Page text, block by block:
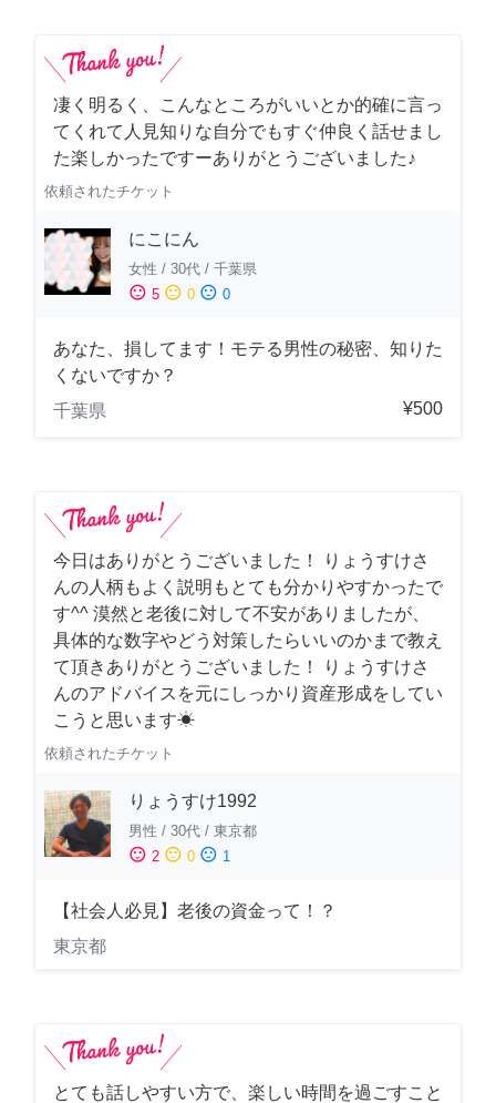
凄く明るく、こんなところがいいとか的確に言っ
てくれて人見知りな自分でもすぐ仲良く話せまし
た楽しかったですーありがとうございました♪
依頼されたチケット
にこにん
女性 / 30代 / 千葉県
sentiment_satisfied 5 sentiment_neutral 0 sentiment_dissatisfied 0
あなた、損してます！モテる男性の秘密、知りた
くないですか？
千葉県
¥500
今日はありがとうございました！ りょうすけさ
んの人柄もよく説明もとても分かりやすかったで
す^^ 漠然と老後に対して不安がありましたが、
具体的な数字やどう対策したらいいのかまで教え
て頂きありがとうございました！ りょうすけさ
んのアドバイスを元にしっかり資産形成をしてい
こうと思います☀︎
依頼されたチケット
りょうすけ1992
男性 / 30代 / 東京都
sentiment_satisfied 2 sentiment_neutral 0 sentiment_dissatisfied 1
【社会人必見】老後の資金って！？
東京都
とても話しやすい方で、楽しい時間を過ごすこと